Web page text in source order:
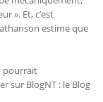
». Et, c’est
estime que
pourrait
sur BlogNT : le Blog